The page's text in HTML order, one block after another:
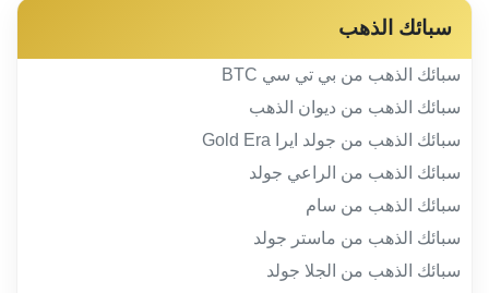
سبائك الذهب
سبائك الذهب من بي تي سي BTC
سبائك الذهب من ديوان الذهب
سبائك الذهب من جولد ايرا Gold Era
سبائك الذهب من الراعي جولد
سبائك الذهب من سام
سبائك الذهب من ماستر جولد
سبائك الذهب من الجلا جولد